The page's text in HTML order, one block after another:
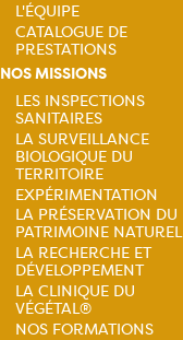
Navigation
principale
L'ÉQUIPE
CATALOGUE DE
PRESTATIONS
NOS MISSIONS
Navigation
principale
LES INSPECTIONS
SANITAIRES
LA SURVEILLANCE
BIOLOGIQUE DU
TERRITOIRE
EXPÉRIMENTATION
LA PRÉSERVATION DU
PATRIMOINE NATUREL
LA RECHERCHE ET
DÉVELOPPEMENT
LA CLINIQUE DU
VÉGÉTAL®
NOS FORMATIONS